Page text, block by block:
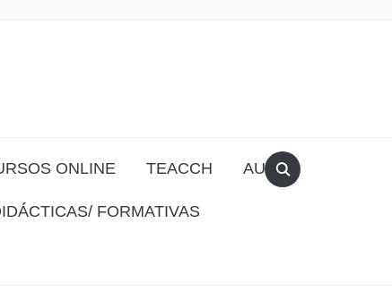
ONLINE TEACCH AULA
FORMATIVAS